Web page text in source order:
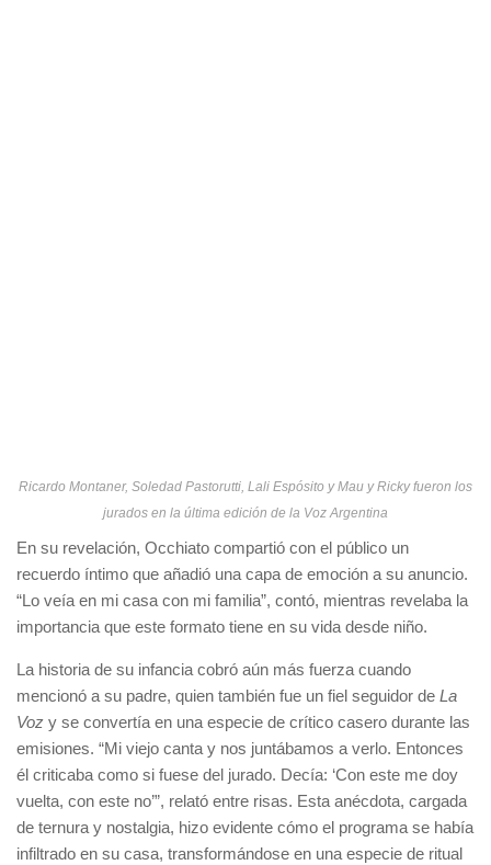
Ricardo Montaner, Soledad Pastorutti, Lali Espósito y Mau y Ricky fueron los
jurados en la última edición de la Voz Argentina
En su revelación, Occhiato compartió con el público un
recuerdo íntimo que añadió una capa de emoción a su anuncio.
“Lo veía en mi casa con mi familia”, contó, mientras revelaba la
importancia que este formato tiene en su vida desde niño.
La historia de su infancia cobró aún más fuerza cuando
mencionó a su padre, quien también fue un fiel seguidor de La
Voz y se convertía en una especie de crítico casero durante las
emisiones. “Mi viejo canta y nos juntábamos a verlo. Entonces
él criticaba como si fuese del jurado. Decía: ‘Con este me doy
vuelta, con este no’”, relató entre risas. Esta anécdota, cargada
de ternura y nostalgia, hizo evidente cómo el programa se había
infiltrado en su casa, transformándose en una especie de ritual